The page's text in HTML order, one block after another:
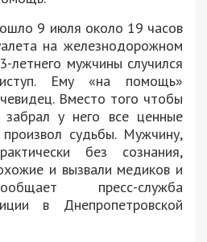
9 июля около 19 часов
на железнодорожном
летнего мужчины случился
Ему «на помощь»
Вместо того чтобы
забрал у него все ценные
судьбы. Мужчину,
без сознания,
и вызвали медиков и
пресс-служба
в Днепропетровской